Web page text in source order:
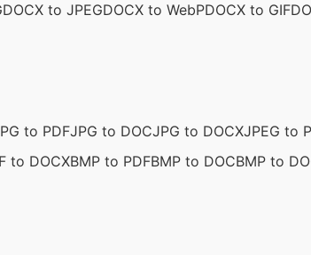
DOCX to JPEGDOCX to WebPDOCX to GIF
to PDFJPG to DOCJPG to DOCXJPEG to
to DOCXBMP to PDFBMP to DOCBMP to